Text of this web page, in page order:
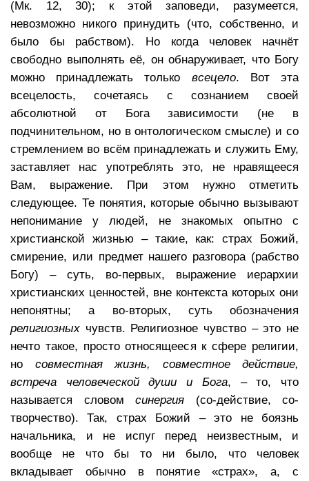
(Мк. 12, 30); к этой заповеди, разумеется,
невозможно никого принудить (что, собственно, и
было бы рабством). Но когда человек начнёт
свободно выполнять её, он обнаруживает, что Богу
можно принадлежать только всецело. Вот эта
всецелость, сочетаясь с сознанием своей
абсолютной от Бога зависимости (не в
подчинительном, но в онтологическом смысле) и со
стремлением во всём принадлежать и служить Ему,
заставляет нас употреблять это, не нравящееся
Вам, выражение. При этом нужно отметить
следующее. Те понятия, которые обычно вызывают
непонимание у людей, не знакомых опытно с
христианской жизнью – такие, как: страх Божий,
смирение, или предмет нашего разговора (рабство
Богу) – суть, во-первых, выражение иерархии
христианских ценностей, вне контекста которых они
непонятны; а во-вторых, суть обозначения
религиозных чувств. Религиозное чувство – это не
нечто такое, просто относящееся к сфере религии,
но совместная жизнь, совместное действие,
встреча человеческой души и Бога, – то, что
называется словом синергия (со-действие, co-
творчество). Так, страх Божий – это не боязнь
начальника, и не испуг перед неизвестным, и
вообще не что бы то ни было, что человек
вкладывает обычно в понятие «страх», а, с